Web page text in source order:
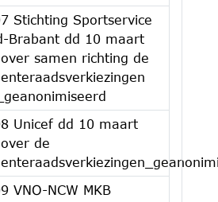
Stichting Sportservice
Brabant dd 10 maart
samen richting de
Unicef dd 10 maart
de
VNO-NCW MKB